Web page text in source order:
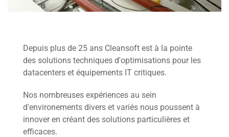
Depuis plus de 25 ans Cleansoft est à la pointe
des solutions techniques d'optimisations pour les
datacenters et équipements IT critiques.
Nos nombreuses expériences au sein
d'environements divers et variés nous poussent à
innover en créant des solutions particulières et
efficaces.